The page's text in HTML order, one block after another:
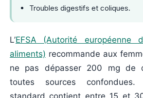
Troubles digestifs et coliques.
L’EFSA (Autorité européenne
aliments) recommande aux
ne pas dépasser 200 mg de
toutes sources confondues.
standard contient entre 15 et